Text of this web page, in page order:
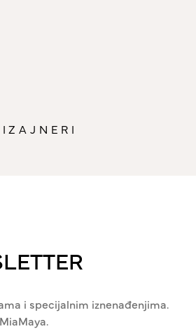
i specijalnim iznenađenjima.